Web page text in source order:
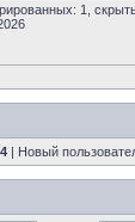
1,
| Новый